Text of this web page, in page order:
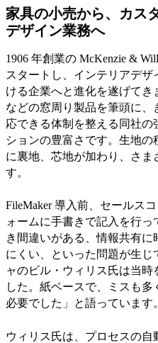
家具の小売から、カス
デザイン業務へ
1906 年創業の McKenzie &
スタートし、インテリアデ
ける企業へと進化を遂げて
などの窓周り製品を筆頭に
応できる体制を整える同社
ションの豊富さです。生地の
に裏地、芯地が加わり、さま
す。
FileMaker 導入前、セールス
ォームに手書きで記入を行
き間違いがある、情報共有
にくい、といった問題が生
ャのビル・ウィリス氏は当
した。紙ベースで、ミスも
必要でした」と語っています。
ウィリス氏は、プロセスの